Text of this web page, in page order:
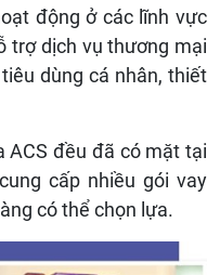
động ở các lĩnh vực
trợ dịch vụ thương mại
dùng cá nhân, thiết
ACS đều đã có mặt tại
cấp nhiều gói vay
có thể chọn lựa.